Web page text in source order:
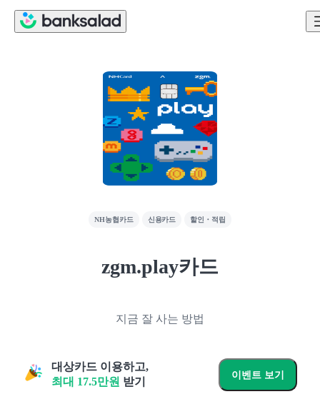
NH농협카드 신용카드 할인・적립
zgm.play카드
지금 잘 사는 방법
대상카드 이용하고,
최대 17.5만원 받기
이벤트 보기